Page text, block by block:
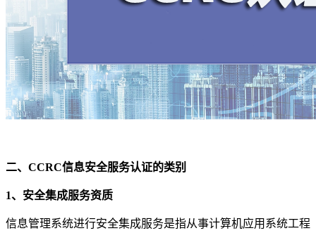
二、CCRC信息安全服务认证的类别
1、安全集成服务资质
信息管理系统进行安全集成服务是指从事计算机应用系统工程